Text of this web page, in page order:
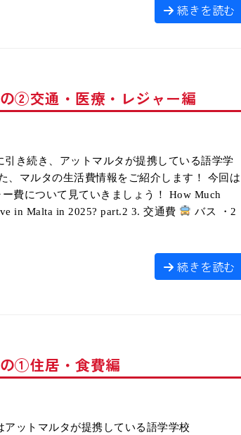
続きを読む
②交通・医療・レジャー編
引き続き、アットマルタが提携している語学学
、マルタの生活費情報をご紹介します！ 今回は
費について見ていきましょう！ How Much
in Malta in 2025? part.2 3. 交通費
バス ・2
続きを読む
①住居・食費編
ットマルタが提携している語学学校